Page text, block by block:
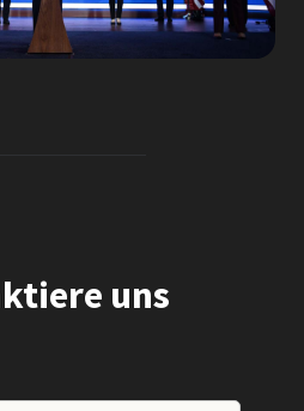
uns